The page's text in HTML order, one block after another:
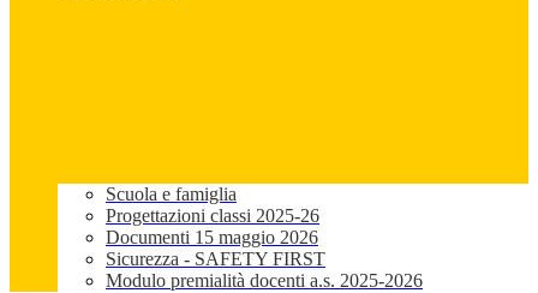
Scuola e famiglia
Progettazioni classi 2025-26
Documenti 15 maggio 2026
Sicurezza - SAFETY FIRST
Modulo premialità docenti a.s. 2025-2026